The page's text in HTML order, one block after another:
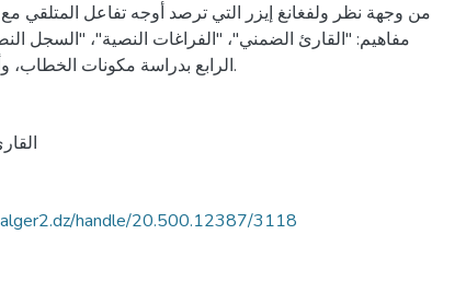
من وجهة نظر ولفغانغ إيزر التي ترصد أوجه تفاعل المتلقي
مفاهيم: "القارئ الضمني"، "الفراغات النصية"، "السجل
الرابع بدراسة مكونات الخطاب، وأثرها في عمليّة التلقي.
handle/20.500.12387/3118